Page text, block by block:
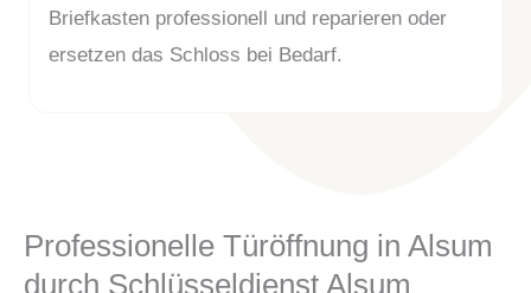
Briefkasten professionell und reparieren oder
ersetzen das Schloss bei Bedarf.
Professionelle Türöffnung in Alsum
durch Schlüsseldienst Alsum